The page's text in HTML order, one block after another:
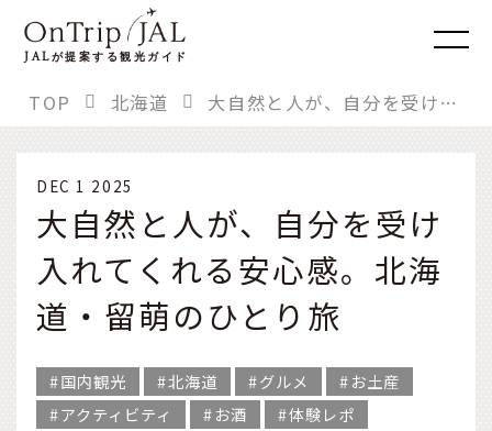
JALが提案する観光ガイド
TOP 北海道 大自然と人が、自分を受け入れてくれる安心感。北海道・留萌のひとり旅
DEC 1 2025
大自然と人が、自分を受け
入れてくれる安心感。北海
道・留萌のひとり旅
国内観光 北海道 グルメ
お土産
アクティビティ
お酒
体験レポ